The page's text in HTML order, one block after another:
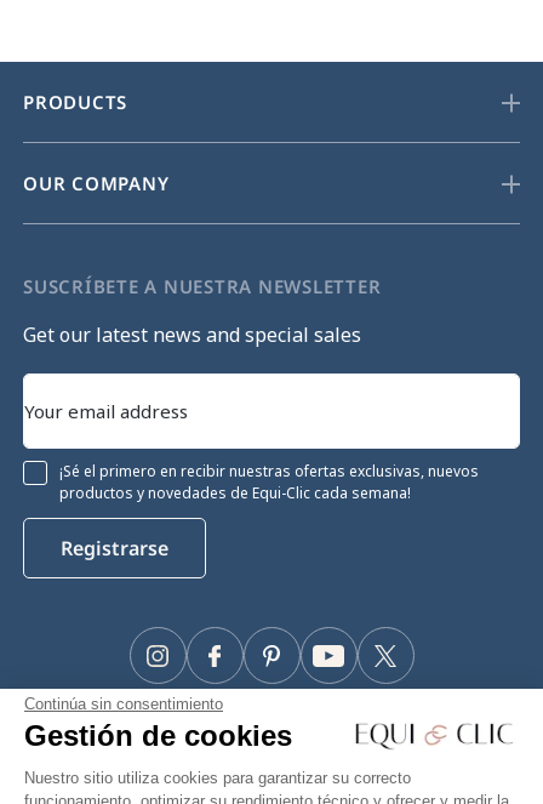
Continúa sin consentimiento
Gestión de cookies
Nuestro sitio utiliza cookies para garantizar su correcto
funcionamiento, optimizar su rendimiento técnico y ofrecer y medir la
PRODUCTS
OUR COMPANY
SUSCRÍBETE A NUESTRA NEWSLETTER
Get our latest news and special sales
¡Sé el primero en recibir nuestras ofertas exclusivas, nuevos
productos y novedades de Equi-Clic cada semana!
Registrarse
Facebook Twitter
YouTube
Pinterest
Instagram
#Makeyourhorseapriority
🫶